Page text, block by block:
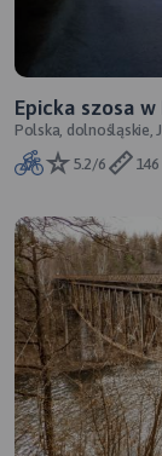
Epicka szosa
Polska, dolnośląskie,
Wojanów, Jelenia
5.2/6